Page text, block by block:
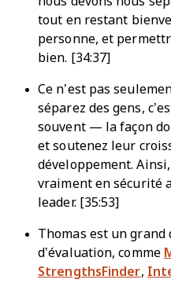
tout en restant
personne, et
bien. [34:37]
Ce n’est pas
séparez des gens,
souvent — la façon
et soutenez leur
développement.
vraiment en sécurité
leader. [35:53]
Thomas est un
d’évaluation, comme
StrengthsFinder,